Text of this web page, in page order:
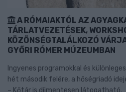
A RÓMAIAKTÓL AZ
TÁRLATVEZETÉSEK,
KÖZÖNSÉGTALÁLKOZÓ
GYŐRI RÓMER MÚZEUMBAN
Ingyenes programokkal és
hét második felére, a hőségriadó
– Kőtár is díjmentesen látogatható.